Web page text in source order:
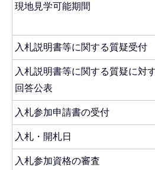
現地見学可能期間
入札説明書等に関する質疑受付
入札説明書等に関する質疑に対
回答公表
入札参加申請書の受付
入札・開札日
入札参加資格の審査